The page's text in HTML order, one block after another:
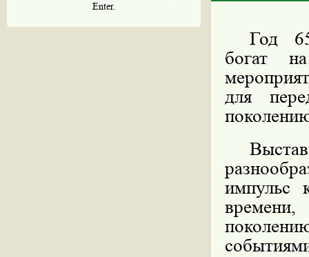
Enter.
Год
богат
для
импульс